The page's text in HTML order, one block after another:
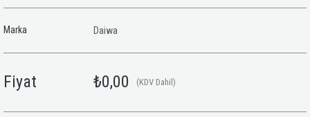
Marka Daiwa
Fiyat ₺0,00 (KDV Dahil)